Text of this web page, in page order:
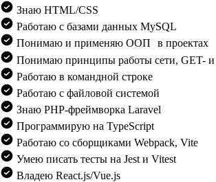
Знаю HTML/CSS
Работаю с базами данных MySQL
Понимаю и применяю ООП в проектах
Понимаю принципы работы сети, GET- и
Работаю в командной строке
Работаю с файловой системой
Знаю PHP-фреймворка Laravel
Программирую на TypeScript
Работаю со сборщиками Webpack, Vite
Умею писать тесты на Jest и Vitest
Владею React.js/Vue.js